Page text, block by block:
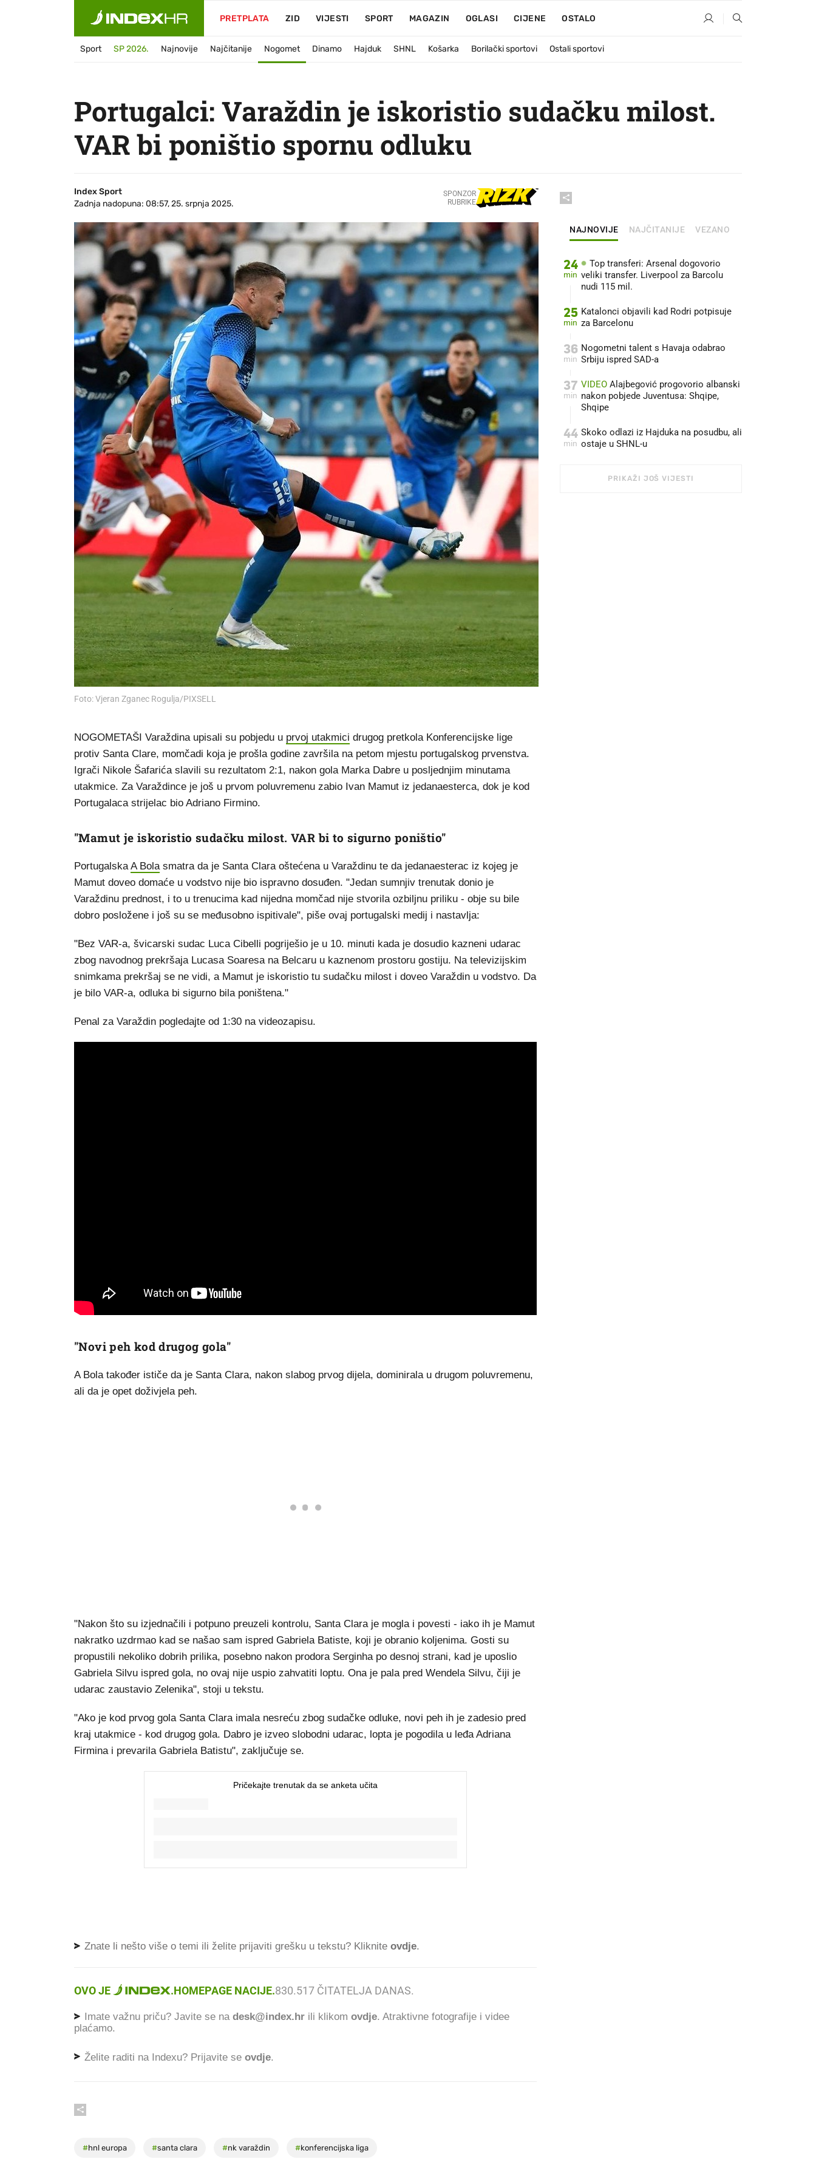
PRETPLATA ZID VIJESTI SPORT MAGAZIN OGLASI CIJENE OSTALO
Sport SP 2026. Najnovije Najčitanije Nogomet Dinamo Hajduk SHNL Košarka Borilački sportovi Ostali sportovi
Portugalci: Varaždin je iskoristio sudačku milost.
VAR bi poništio spornu odluku
Index Sport
Zadnja nadopuna: 08:57, 25. srpnja 2025.
SPONZOR
RUBRIKE
Foto: Vjeran Zganec Rogulja/PIXSELL
NOGOMETAŠI Varaždina upisali su pobjedu u prvoj utakmici drugog pretkola Konferencijske lige
protiv Santa Clare, momčadi koja je prošla godine završila na petom mjestu portugalskog prvenstva.
Igrači Nikole Šafarića slavili su rezultatom 2:1, nakon gola Marka Dabre u posljednjim minutama
utakmice. Za Varaždince je još u prvom poluvremenu zabio Ivan Mamut iz jedanaesterca, dok je kod
Portugalaca strijelac bio Adriano Firmino.
"Mamut je iskoristio sudačku milost. VAR bi to sigurno poništio"
PortugalskaA Bolasmatra da je Santa Clara oštećena u Varaždinu te da jedanaesterac iz kojeg je
Mamut doveo domaće u vodstvo nije bio ispravno dosuđen. "Jedan sumnjiv trenutak donio je
Varaždinu prednost, i to u trenucima kad nijedna momčad nije stvorila ozbiljnu priliku - obje su bile
dobro posložene i još su se međusobno ispitivale", piše ovaj portugalski medij i nastavlja:
"Bez VAR-a, švicarski sudac Luca Cibelli pogriješio je u 10. minuti kada je dosudio kazneni udarac
zbog navodnog prekršaja Lucasa Soaresa na Belcaru u kaznenom prostoru gostiju. Na televizijskim
snimkama prekršaj se ne vidi, a Mamut je iskoristio tu sudačku milost i doveo Varaždin u vodstvo. Da
je bilo VAR-a, odluka bi sigurno bila poništena."
Penal za Varaždin pogledajte od 1:30 na videozapisu.
"Novi peh kod drugog gola"
A Bola također ističe da je Santa Clara, nakon slabog prvog dijela, dominirala u drugom poluvremenu,
ali da je opet doživjela peh.
"Nakon što su izjednačili i potpuno preuzeli kontrolu, Santa Clara je mogla i povesti - iako ih je Mamut
nakratko uzdrmao kad se našao sam ispred Gabriela Batiste, koji je obranio koljenima. Gosti su
propustili nekoliko dobrih prilika, posebno nakon prodora Serginha po desnoj strani, kad je uposlio
Gabriela Silvu ispred gola, no ovaj nije uspio zahvatiti loptu. Ona je pala pred Wendela Silvu, čiji je
udarac zaustavio Zelenika", stoji u tekstu.
"Ako je kod prvog gola Santa Clara imala nesreću zbog sudačke odluke, novi peh ih je zadesio pred
kraj utakmice - kod drugog gola. Dabro je izveo slobodni udarac, lopta je pogodila u leđa Adriana
Firmina i prevarila Gabriela Batistu", zaključuje se.
Znate li nešto više o temi ili želite prijaviti grešku u tekstu? Kliknite ovdje.
OVO JE .HOMEPAGE NACIJE.830.517 ČITATELJA DANAS.
Imate važnu priču? Javite se na desk@index.hr ili klikom ovdje. Atraktivne fotografije i videe
plaćamo.
Želite raditi na Indexu? Prijavite se ovdje.
#hnl europa #santa clara #nk varaždin #konferencijska liga
NAJNOVIJE NAJČITANIJE VEZANO
24
min
Top transferi: Arsenal dogovorio
veliki transfer. Liverpool za Barcolu
nudi 115 mil.
25
min
Katalonci objavili kad Rodri potpisuje
za Barcelonu
36
min
Nogometni talent s Havaja odabrao
Srbiju ispred SAD-a
37
min
VIDEO Alajbegović progovorio albanski
nakon pobjede Juventusa: Shqipe,
Shqipe
44
min
Skoko odlazi iz Hajduka na posudbu, ali
ostaje u SHNL-u
PRIKAŽI JOŠ VIJESTI